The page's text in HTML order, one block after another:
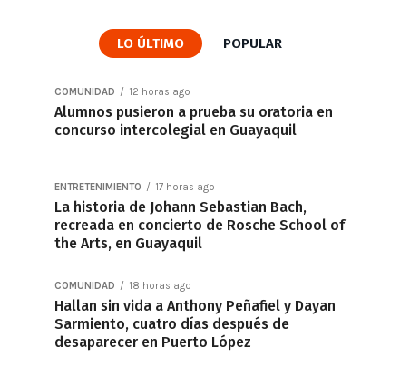
LO ÚLTIMO POPULAR
COMUNIDAD 12 horas ago
Alumnos pusieron a prueba su oratoria en
concurso intercolegial en Guayaquil
ENTRETENIMIENTO 17 horas ago
La historia de Johann Sebastian Bach,
recreada en concierto de Rosche School of
the Arts, en Guayaquil
COMUNIDAD 18 horas ago
Hallan sin vida a Anthony Peñafiel y Dayan
Sarmiento, cuatro días después de
desaparecer en Puerto López